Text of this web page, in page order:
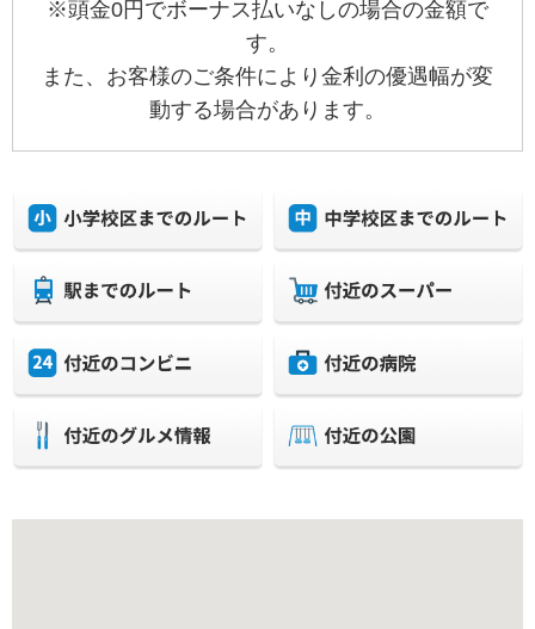
※頭金0円でボーナス払いなしの場合の金額で
す。
また、お客様のご条件により金利の優遇幅が変
動する場合があります。